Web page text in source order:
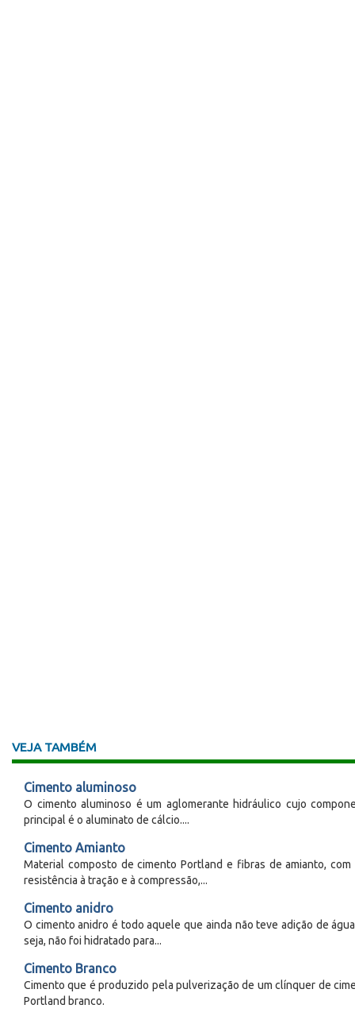
VEJA TAMBÉM
Cimento aluminoso
O cimento aluminoso é um aglomerante hidráulico cujo
principal é o aluminato de cálcio....
Cimento Amianto
Material composto de cimento Portland e fibras de amianto, com
resistência à tração e à compressão,...
Cimento anidro
O cimento anidro é todo aquele que ainda não teve adição de
seja, não foi hidratado para...
Cimento Branco
Cimento que é produzido pela pulverização de um clínquer de
Portland branco.